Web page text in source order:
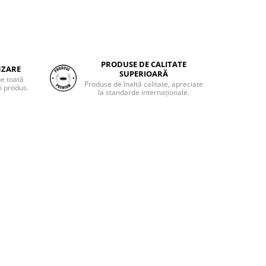
toată
produs.
PRODUSE DE CALITATE
SUPERIOARĂ
Produse de înaltă calitate, apreciate
la standarde internaționale.